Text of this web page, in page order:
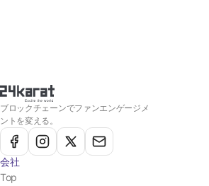
ブロックチェーンでファンエンゲージメ
ントを変える。
会社
Top